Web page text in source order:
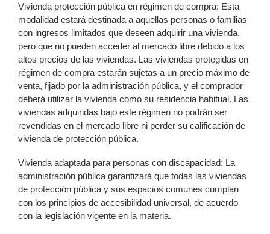
Vivienda protección pública en régimen de compra: Esta
modalidad estará destinada a aquellas personas o familias
con ingresos limitados que deseen adquirir una vivienda,
pero que no pueden acceder al mercado libre debido a los
altos precios de las viviendas. Las viviendas protegidas en
régimen de compra estarán sujetas a un precio máximo de
venta, fijado por la administración pública, y el comprador
deberá utilizar la vivienda como su residencia habitual. Las
viviendas adquiridas bajo este régimen no podrán ser
revendidas en el mercado libre ni perder su calificación de
vivienda de protección pública.
Vivienda adaptada para personas con discapacidad: La
administración pública garantizará que todas las viviendas
de protección pública y sus espacios comunes cumplan
con los principios de accesibilidad universal, de acuerdo
con la legislación vigente en la materia.